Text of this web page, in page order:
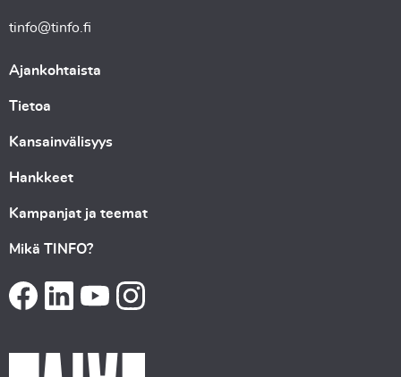
tinfo@tinfo.fi
Ajankohtaista
Tietoa
Kansainvälisyys
Hankkeet
Kampanjat ja teemat
Mikä TINFO?